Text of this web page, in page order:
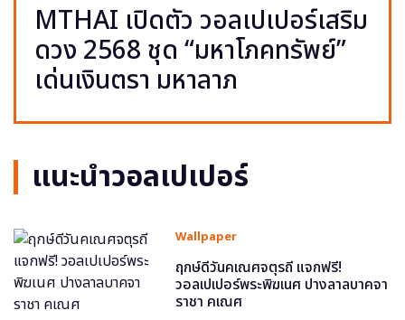
MTHAI เปิดตัว วอลเปเปอร์เสริม
ดวง 2568 ชุด “มหาโภคทรัพย์”
เด่นเงินตรา มหาลาภ
แนะนำวอลเปเปอร์
Wallpaper
ฤกษ์ดีวันคเณศจตุรถี แจกฟรี!
วอลเปเปอร์พระพิฆเนศ ปางลาลบาคจา
ราชา คเณศ